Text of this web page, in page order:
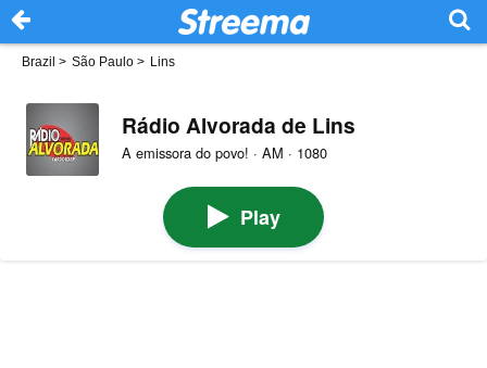
Brazil > São Paulo > Lins
Rádio Alvorada de Lins
A emissora do povo! · AM · 1080
Play